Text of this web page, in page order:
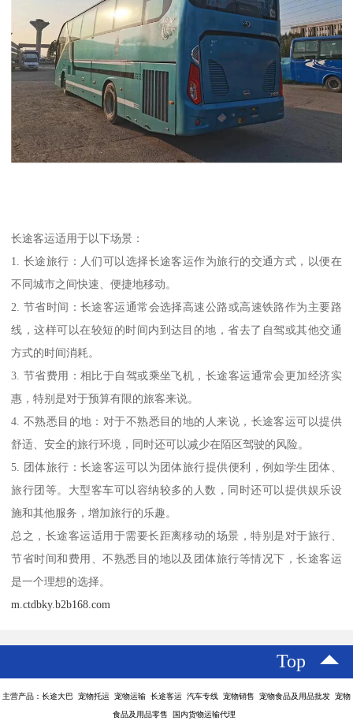
长途客运适用于以下场景：
1. 长途旅行：人们可以选择长途客运作为旅行的交通方式，以便在
不同城市之间快速、便捷地移动。
2. 节省时间：长途客运通常会选择高速公路或高速铁路作为主要路
线，这样可以在较短的时间内到达目的地，省去了自驾或其他交通
方式的时间消耗。
3. 节省费用：相比于自驾或乘坐飞机，长途客运通常会更加经济实
惠，特别是对于预算有限的旅客来说。
4. 不熟悉目的地：对于不熟悉目的地的人来说，长途客运可以提供
舒适、安全的旅行环境，同时还可以减少在陌区驾驶的风险。
5. 团体旅行：长途客运可以为团体旅行提供便利，例如学生团体、
旅行团等。大型客车可以容纳较多的人数，同时还可以提供娱乐设
施和其他服务，增加旅行的乐趣。
总之，长途客运适用于需要长距离移动的场景，特别是对于旅行、
节省时间和费用、不熟悉目的地以及团体旅行等情况下，长途客运
是一个理想的选择。
m.ctdbky.b2b168.com
Top
主营产品：长途大巴 宠物托运 宠物运输 长途客运 汽车专线 宠物销售 宠物食品及用品批发 宠物
食品及用品零售 国内货物运输代理